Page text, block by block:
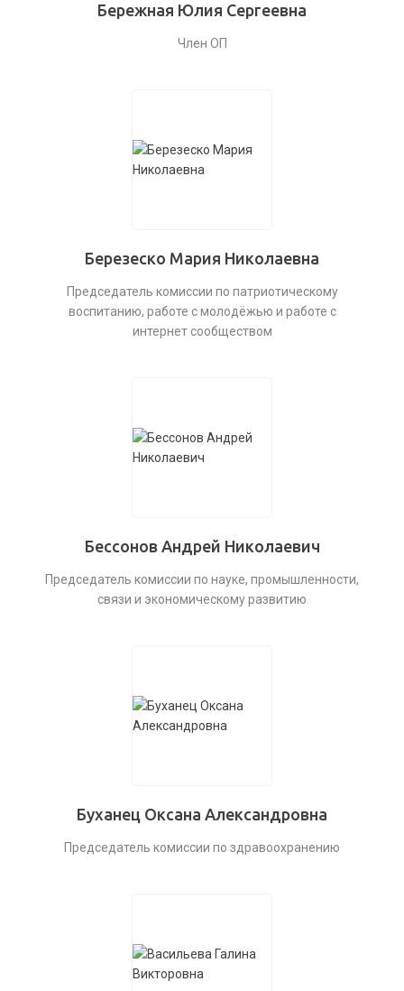
Бережная Юлия Сергеевна
Член ОП
Березеско Мария Николаевна
Председатель комиссии по патриотическому
воспитанию, работе с молодёжью и работе с
интернет сообществом
Бессонов Андрей Николаевич
Председатель комиссии по науке, промышленности,
связи и экономическому развитию
Буханец Оксана Александровна
Председатель комиссии по здравоохранению